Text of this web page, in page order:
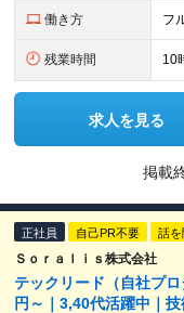
働き方 フ
残業時間 10
求人を見る
掲載
正社員 自己PR不要 話
Ｓｏｒａｌｉｓ株式会社
テックリード（自社プ
円～｜3,40代活躍中｜